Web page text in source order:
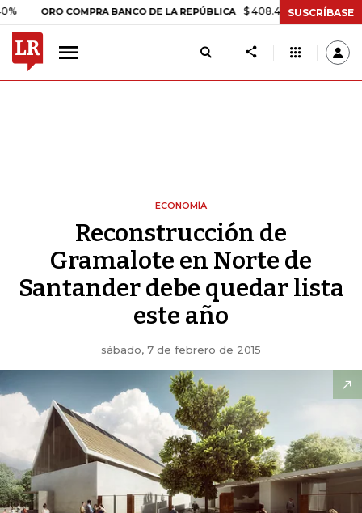
ORO COMPRA BANCO DE LA REPÚBLICA $ 408.498,97 +$ 8.753,81
SUSCRÍBASE
ECONOMÍA
Reconstrucción de
Gramalote en Norte de
Santander debe quedar lista
este año
sábado, 7 de febrero de 2015